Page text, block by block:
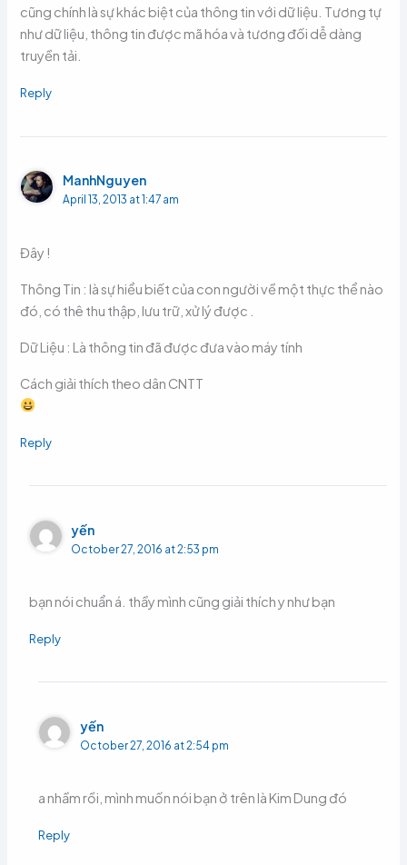
cũng chính là sự khác biệt của thông tin với dữ liệu. Tương tự
như dữ liệu, thông tin được mã hóa và tương đối dễ dàng
truyền tải.
Reply
ManhNguyen
April 13, 2013 at 1:47 am
Đây !
Thông Tin : là sự hiểu biết của con người về một thực thể nào
đó, có thê thu thập, lưu trữ, xử lý được .
Dữ Liệu : Là thông tin đã được đưa vào máy tính
Cách giải thích theo dân CNTT
Reply
yến
October 27, 2016 at 2:53 pm
bạn nói chuẩn á. thầy mình cũng giải thích y như bạn
Reply
yến
October 27, 2016 at 2:54 pm
a nhầm rồi, mình muốn nói bạn ở trên là Kim Dung đó
Reply